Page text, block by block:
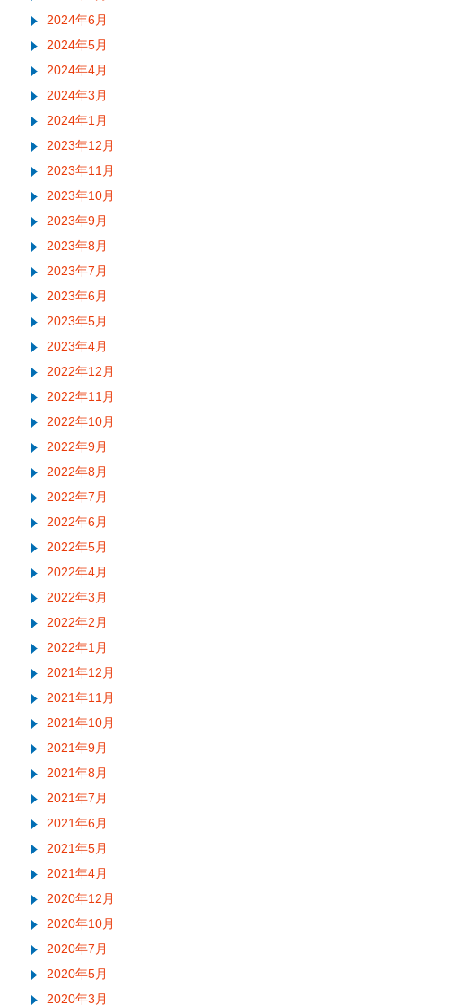
2024年6月
2024年5月
2024年4月
2024年3月
2024年1月
2023年12月
2023年11月
2023年10月
2023年9月
2023年8月
2023年7月
2023年6月
2023年5月
2023年4月
2022年12月
2022年11月
2022年10月
2022年9月
2022年8月
2022年7月
2022年6月
2022年5月
2022年4月
2022年3月
2022年2月
2022年1月
2021年12月
2021年11月
2021年10月
2021年9月
2021年8月
2021年7月
2021年6月
2021年5月
2021年4月
2020年12月
2020年10月
2020年7月
2020年5月
2020年3月